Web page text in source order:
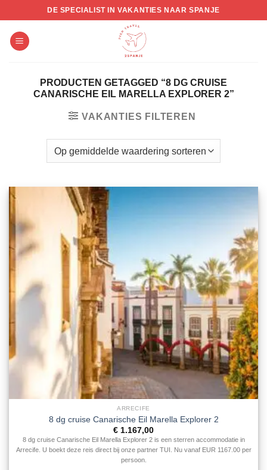
to
content
DE SPECIALIST IN VAKANTIES NAAR SPANJE
PRODUCTEN GETAGGED “8 DG CRUISE
CANARISCHE EIL MARELLA EXPLORER 2”
VAKANTIES FILTEREN
ARRECIFE
8 dg cruise Canarische Eil Marella Explorer 2
€ 1.167,00
8 dg cruise Canarische Eil Marella Explorer 2 is een sterren accommodatie in
Arrecife. U boekt deze reis direct bij onze partner TUI. Nu vanaf EUR 1167.00 per
persoon.